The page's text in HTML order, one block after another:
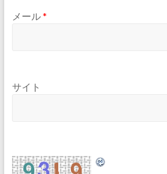
メール*
サイト